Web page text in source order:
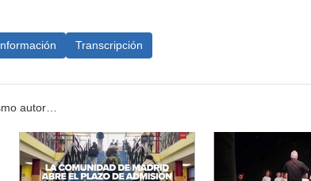
Transcripción
autor…